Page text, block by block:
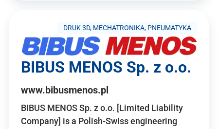
DRUK 3D, MECHATRONIKA, PNEUMATYKA
BIBUS MENOS Sp. z o.o.
www.bibusmenos.pl
BIBUS MENOS Sp. z o.o. [Limited Liability
Company] is a Polish-Swiss engineering